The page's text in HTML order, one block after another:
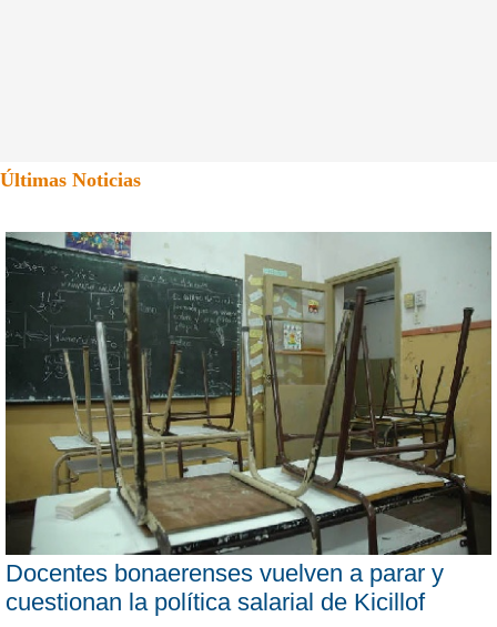
Últimas Noticias
Docentes bonaerenses vuelven a parar y
cuestionan la política salarial de Kicillof